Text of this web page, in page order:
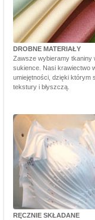
DROBNE MATERIAŁY
Zawsze wybieramy tkaniny
sukience. Nasi krawiectwo
umiejętności, dzięki którym
tekstury i błyszczą.
RĘCZNIE SKŁADANE